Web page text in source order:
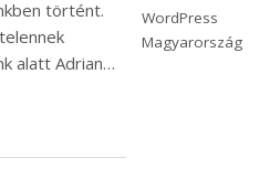
történt.
alatt Adrian…
WordPress
Magyarország